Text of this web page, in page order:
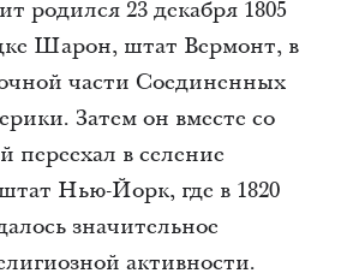
родился 23 декабря 1805
Шарон, штат Вермонт, в
части Соединенных
Затем он вместе со
переехал в селение
Нью-Йорк, где в 1820
значительное
активности.